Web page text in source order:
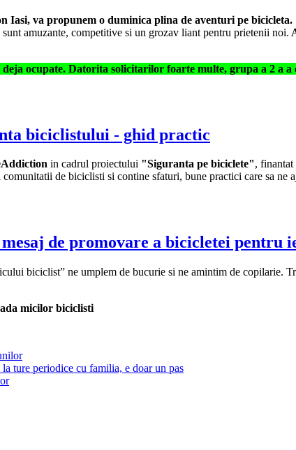
Iasi, va propunem o duminica plina de aventuri pe bicicleta.
amuzante, competitive si un grozav liant pentru prietenii noi.
ocupate. Datorita solicitarilor foarte multe, grupa a 2 a
biciclistului - ghid practic
in cadrul proiectului "Siguranta pe biciclete",
comunitatii de biciclisti si contine sfaturi, bune practici care sa
de promovare a bicicletei pentru
biciclist” ne umplem de bucurie si ne amintim de
micilor biciclisti
ture periodice cu familia, e doar un pas